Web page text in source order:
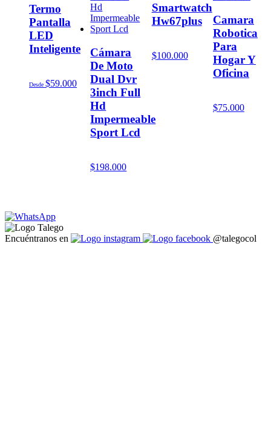
Termo
Pantalla
LED
Inteligente
Desde $59.000
Cámara
De Moto
Dual Dvr
3inch Full
Hd
Impermeable
Sport Lcd
$198.000
Smartwatch
Hw67plus
$100.000
Camara
Robotica
Para
Hogar Y
Oficina
$75.000
Encuéntranos en @talegocol